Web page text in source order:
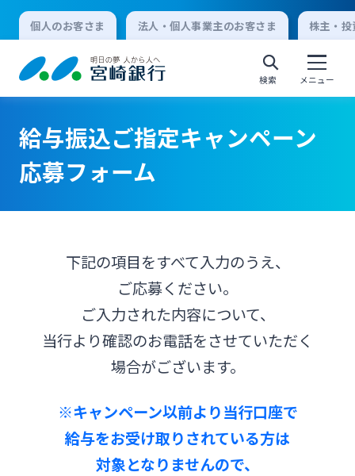
個人のお客さま 法人・個人事業主のお客さま 株主・
検索 メニュー
個人向けインターネットバンキング
ログオン
法人向けインターネットバンキング
ログオン
ログオン
給与振込ご指定キャンペーン
応募フォーム
下記の項目をすべて入力のうえ、
ご応募ください。
ご入力された内容について、
当行より確認のお電話をさせていただく
場合がございます。
※キャンペーン以前より当行口座で
給与をお受け取りされている方は
対象となりませんので、